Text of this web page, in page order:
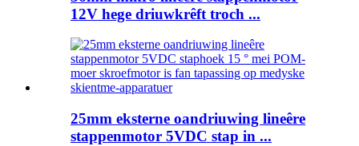
12V hege driuwkrêft troch ...
25mm eksterne oandriuwing lineêre
stappenmotor 5VDC stap in ...